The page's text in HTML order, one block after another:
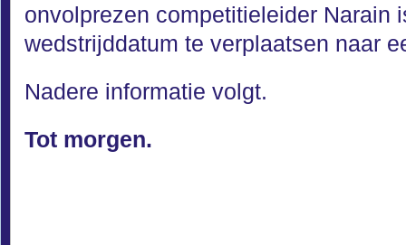
onvolprezen competitieleider Narain
wedstrijddatum te verplaatsen naar
Nadere informatie volgt.
Tot morgen.